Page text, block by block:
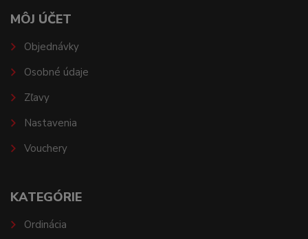
MÔJ ÚČET
Objednávky
Osobné údaje
Zľavy
Nastavenia
Vouchery
KATEGÓRIE
Ordinácia